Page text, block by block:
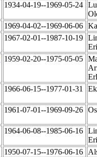
1934-04-19--1969-05-24
1969-04-02--1969-06-06
1967-02-01--1987-10-19
1959-02-20--1975-05-05
1966-06-15--1977-01-31
1961-07-01--1969-09-26
1964-06-08--1985-06-16
1950-07-15--1976-06-16